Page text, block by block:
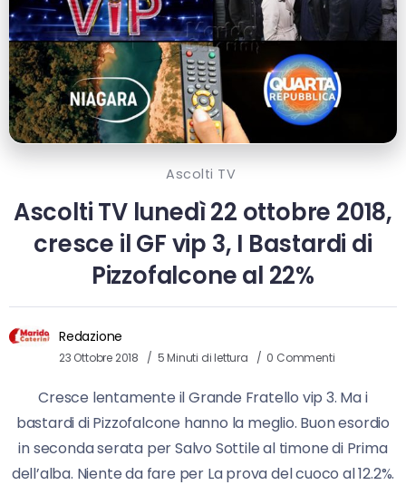
Ascolti TV
Ascolti TV lunedì 22 ottobre 2018,
cresce il GF vip 3, I Bastardi di
Pizzofalcone al 22%
Redazione
23 Ottobre 2018 5 Minuti di lettura 0 Commenti
Cresce lentamente il Grande Fratello vip 3. Ma i
bastardi di Pizzofalcone hanno la meglio. Buon esordio
in seconda serata per Salvo Sottile al timone di Prima
dell’alba. Niente da fare per La prova del cuoco al 12.2%.